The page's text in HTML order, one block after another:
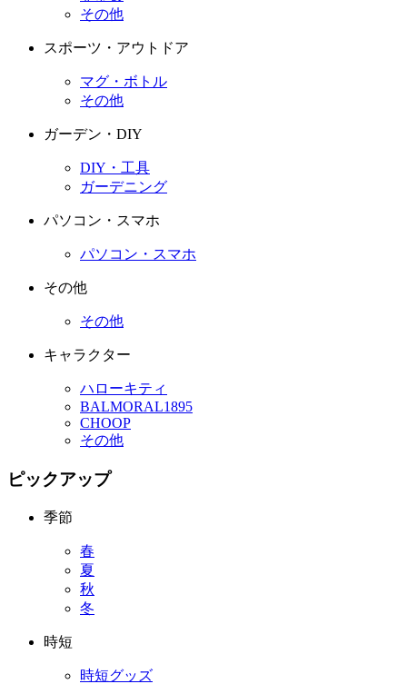
その他
スポーツ・アウトドア
マグ・ボトル
その他
ガーデン・DIY
DIY・工具
ガーデニング
パソコン・スマホ
パソコン・スマホ
その他
その他
キャラクター
ハローキティ
BALMORAL1895
CHOOP
その他
ピックアップ
季節
春
夏
秋
冬
時短
時短グッズ